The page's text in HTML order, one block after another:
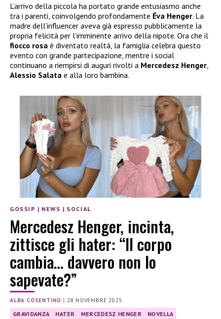
L’arrivo della piccola ha portato grande entusiasmo anche
tra i parenti, coinvolgendo profondamente Éva Henger. La
madre dell’influencer aveva già espresso pubblicamente la
propria felicità per l’imminente arrivo della nipote. Ora che il
fiocco rosa è diventato realtà, la famiglia celebra questo
evento con grande partecipazione, mentre i social
continuano a riempirsi di auguri rivolti a Mercedesz Henger
Alessio Salata e alla loro bambina.
GOSSIP | NEWS | SOCIAL
Mercedesz Henger, incinta,
zittisce gli hater: “Il corpo
cambia… davvero non lo
sapevate?”
ALBA COSENTINO | 28 NOVEMBRE 2025
GRAVIDANZA HATER MERCEDESZ HENGER
NOVELLA